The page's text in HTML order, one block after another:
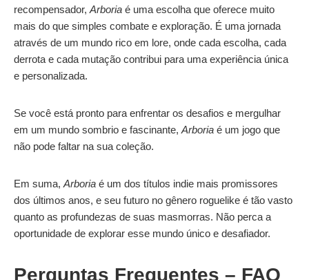
recompensador, Arboria é uma escolha que oferece muito
mais do que simples combate e exploração. É uma jornada
através de um mundo rico em lore, onde cada escolha, cada
derrota e cada mutação contribui para uma experiência única
e personalizada.
Se você está pronto para enfrentar os desafios e mergulhar
em um mundo sombrio e fascinante, Arboria é um jogo que
não pode faltar na sua coleção.
Em suma, Arboria é um dos títulos indie mais promissores
dos últimos anos, e seu futuro no gênero roguelike é tão vasto
quanto as profundezas de suas masmorras. Não perca a
oportunidade de explorar esse mundo único e desafiador.
Perguntas Frequentes – FAQ